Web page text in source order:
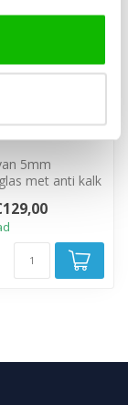
80 x
- nano
5mm
met anti kalk